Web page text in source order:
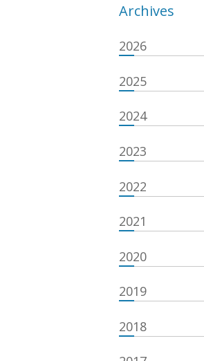
Archives
2026
2025
2024
2023
2022
2021
2020
2019
2018